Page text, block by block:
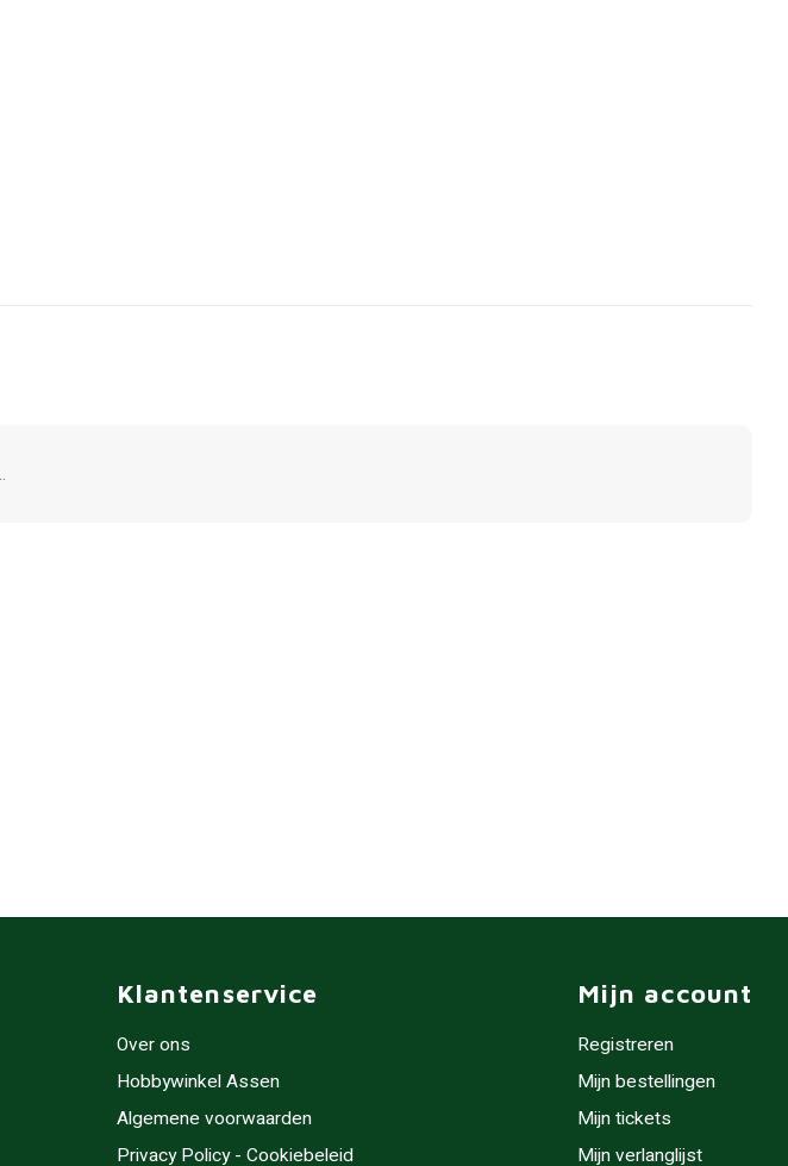
Klantenservice
Over ons
Hobbywinkel Assen
Algemene voorwaarden
Privacy Policy - Cookiebeleid
Mijn account
Registreren
Mijn bestellingen
Mijn tickets
Mijn verlanglijst